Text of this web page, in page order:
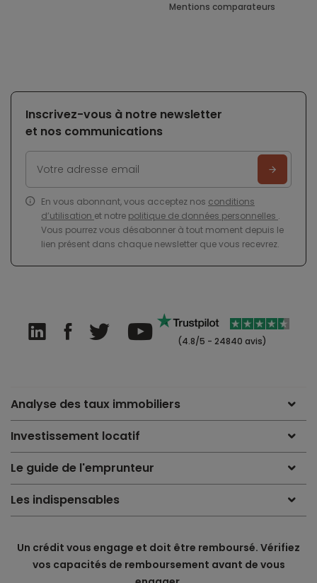
Mentions comparateurs
Inscrivez-vous à notre newsletter
et nos communications
En vous abonnant, vous acceptez nos conditions
d’utilisation et notre politique de données personnelles .
Vous pourrez vous désabonner à tout moment depuis le
lien présent dans chaque newsletter que vous recevrez.
(4.8/5 - 24840 avis)
Analyse des taux immobiliers
Investissement locatif
Le guide de l'emprunteur
Les indispensables
Un crédit vous engage et doit être remboursé. Vérifiez
vos capacités de remboursement avant de vous